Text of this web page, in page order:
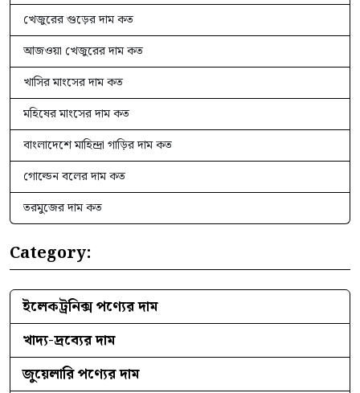
খেজুরের গুড়ের দাম কত
আজওয়া খেজুরের দাম কত
খাসির মাংসের দাম কত
মহিষের মাংসের দাম কত
বাংলাদেশে মাহিন্দ্রা গাড়ির দাম কত
গোল্ডেন বলের দাম কত
তরমুজের দাম কত
Category:
ইলেকট্রনিক্স পণ্যের দাম
খাদ্য-দ্রব্যের দাম
জুয়েলারি পণ্যের দাম